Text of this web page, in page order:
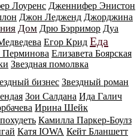
Лоуренс Дженнифер Энистон
Джон Ледженд Джорджина
Дом Дрю Бэрримор Дуа
Егор Крид Еда
Перминова Елизавета Боярская
Звездная помолвка
бизнес Звездный роман
Зои Салдана Ида Галич
Ирина Шейк
Камилла Паркер-Боулз
Катя IOWA Кейт Бланшетт